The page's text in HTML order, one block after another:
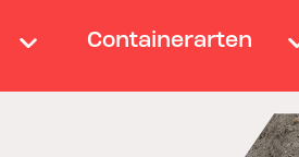
Containerarten